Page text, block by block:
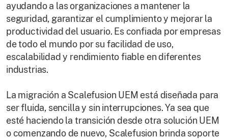
ayudando a las organizaciones a mantener la
seguridad, garantizar el cumplimiento y mejorar la
productividad del usuario. Es confiada por empresas
de todo el mundo por su facilidad de uso,
escalabilidad y rendimiento fiable en diferentes
industrias.
La migración a Scalefusion UEM está diseñada para
ser fluida, sencilla y sin interrupciones. Ya sea que
esté haciendo la transición desde otra solución UEM
o comenzando de nuevo, Scalefusion brinda soporte